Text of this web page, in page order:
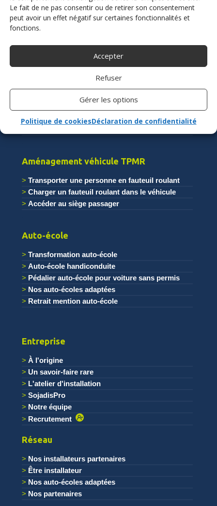
Le fait de ne pas consentir ou de retirer son consentement
peut avoir un effet négatif sur certaines fonctionnalités et
fonctions.
Accepter
Refuser
Gérer les options
Politique de cookiesDéclaration de confidentialité
Adaptation véhicule handicap
Conduire avec un handicap
Conduire avec les commandes au volant
Aménagement véhicule TPMR
Transporter une personne en fauteuil roulant
Charger un fauteuil roulant dans le véhicule
Accéder au siège passager
Auto-école
Transformation auto-école
Auto-école handiconduite
Pédalier auto-école pour voiture sans permis
Nos auto-écoles adaptées
Retrait mention auto-école
Entreprise
À l'origine
Un savoir-faire rare
L'atelier d'installation
SojadisPro
Notre équipe
Recrutement
Réseau
Nos installateurs partenaires
Être installateur
Nos auto-écoles adaptées
Nos partenaires